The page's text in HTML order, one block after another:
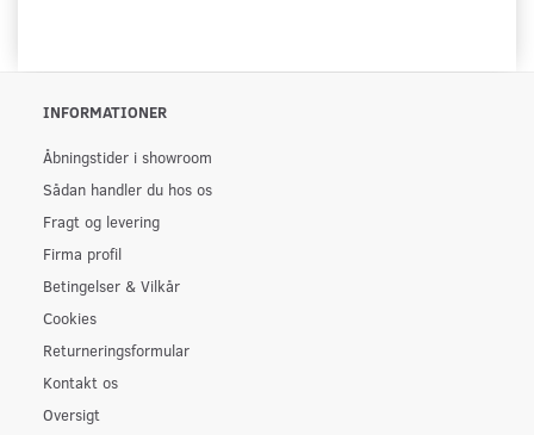
INFORMATIONER
Åbningstider i showroom
Sådan handler du hos os
Fragt og levering
Firma profil
Betingelser & Vilkår
Cookies
Returneringsformular
Kontakt os
Oversigt